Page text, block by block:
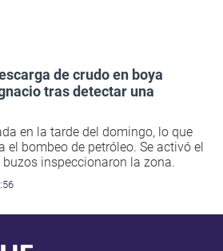
de crudo en boya
tras detectar una
en la tarde del domingo, lo que
el bombeo de petróleo. Se activó el
inspeccionaron la zona.